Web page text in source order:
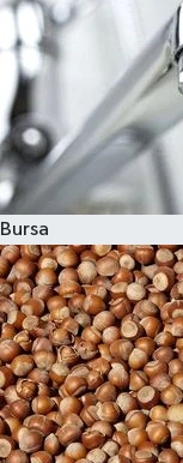
Bursa